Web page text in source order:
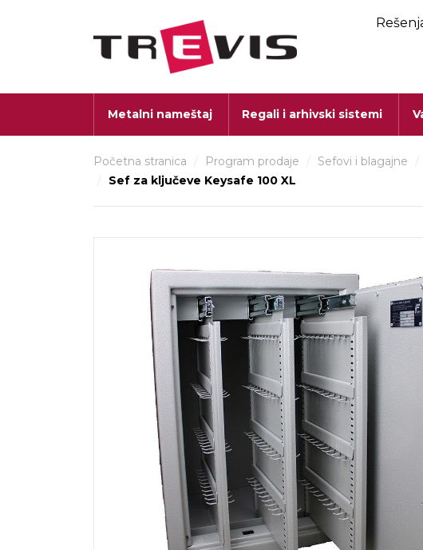
Metalni nameštaj Regali i arhivski sistemi
Početna stranica Program prodaje Sefovi i blagajne
Sef za ključeve Keysafe 100 XL